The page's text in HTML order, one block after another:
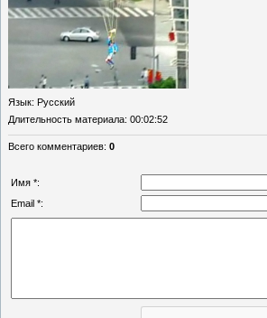
Язык: Русский
Длительность материала: 00:02:52
Всего комментариев: 0
Имя *:
Email *: